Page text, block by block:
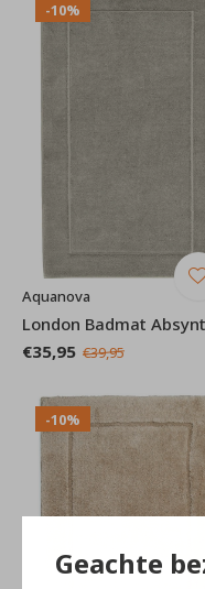
Geachte
-10%
Aquanova
London Badmat
€35,95 €39,95
-10%